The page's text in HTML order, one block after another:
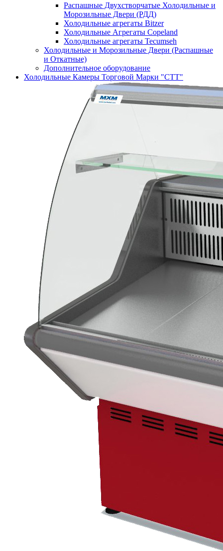
Распашные Двухстворчатые Холодильные и
Морозильные Двери (РДД)
Холодильные агрегаты Bitzer
Холодильные Агрегаты Copeland
Холодильные агрегаты Tecumseh
Холодильные и Морозильные Двери (Распашные
и Откатные)
Дополнительное оборудование
Холодильные Камеры Торговой Марки "СТТ"